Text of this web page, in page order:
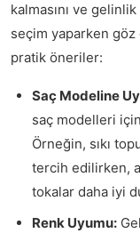
kalmasını ve
seçim yaparken göz
pratik öneriler:
Saç Modeline
saç modelleri
Örneğin, sıkı
tercih edilirken,
tokalar daha iyi
Renk Uyumu: